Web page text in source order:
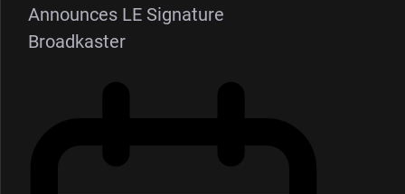
Announces LE Signature
Broadkaster